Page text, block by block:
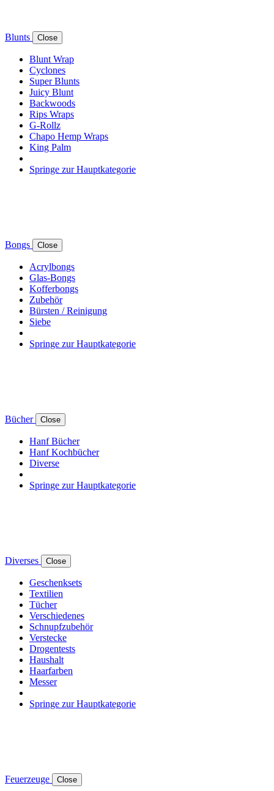
Blunts Close
Blunt Wrap
Cyclones
Super Blunts
Juicy Blunt
Backwoods
Rips Wraps
G-Rollz
Chapo Hemp Wraps
King Palm
Springe zur Hauptkategorie
Bongs Close
Acrylbongs
Glas-Bongs
Kofferbongs
Zubehör
Bürsten / Reinigung
Siebe
Springe zur Hauptkategorie
Bücher Close
Hanf Bücher
Hanf Kochbücher
Diverse
Springe zur Hauptkategorie
Diverses Close
Geschenksets
Textilien
Tücher
Verschiedenes
Schnupfzubehör
Verstecke
Drogentests
Haushalt
Haarfarben
Messer
Springe zur Hauptkategorie
Feuerzeuge Close